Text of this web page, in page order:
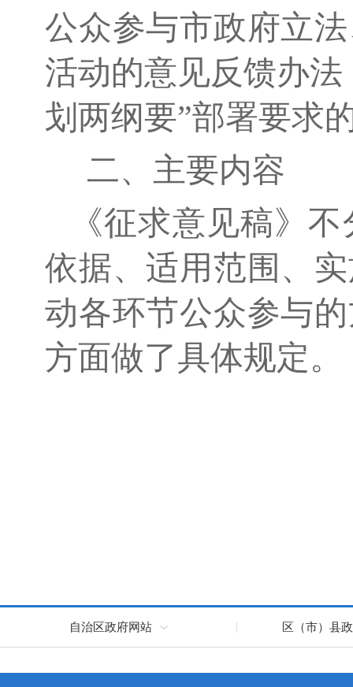
公众参与市政府立
活动的意见反馈办
划两纲要”部署要求
二、主要内容
《征求意见稿》
依据、适用范围、
动各环节公众参与
方面做了具体规定。
自治区政府网站 区（市）县